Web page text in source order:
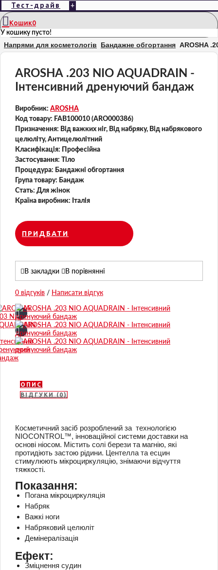
Тест-драйв +
Кошик0
У кошику пусто!
Напрями для косметологів Бандажне обгортання AROSHA
AROSHA .203 NIO AQUADRAIN -
Інтенсивний дренуючий бандаж
Виробник: AROSHA
Код товару: FAB100010 (ARO000386)
Призначення: Від важких ніг, Від набряку, Від набрякового
целюліту, Антицелюлітний
Класифікація:
Професійна
Застосування:
Тіло
Процедура: Бандажні обгортання
Група товару: Бандаж
Стать: Для жінок
Країна виробник: Італія
ПРИДБАТИ
В закладки В порівнянні
0 відгуків / Написати відгук
ОПИС
ВІДГУКИ (0)
Косметичний засіб розроблений за технологією
NIOCONTROL™, інноваційної системи доставки на
основі ніосом. Містить солі берези та магнію, які
протидіють застою рідини. Центелла та есцин
стимулюють мікроциркуляцію, знімаючи відчуття
тяжкості.
Показання:
Погана мікроциркуляція
Набряк
Важкі ноги
Набряковий целюліт
Демінералізація
Ефект:
Зміцнення судин